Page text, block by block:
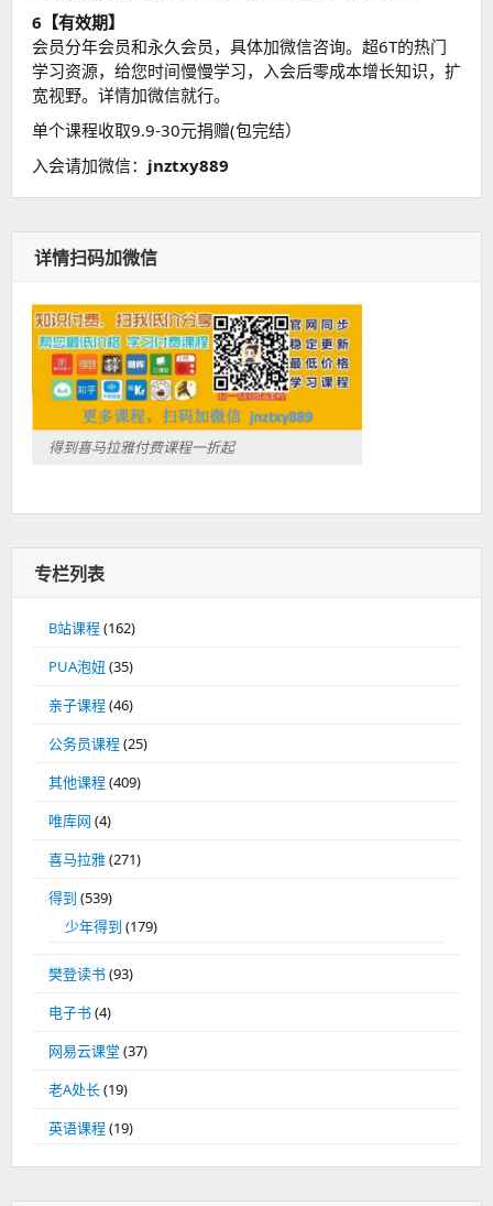
6【有效期】
会员分年会员和永久会员，具体加微信咨询。超6T的热门
学习资源，给您时间慢慢学习，入会后零成本增长知识，扩
宽视野。详情加微信就行。
单个课程收取9.9-30元捐赠(包完结）
入会请加微信： jnztxy889
详情扫码加微信
得到喜马拉雅付费课程一折起
专栏列表
B站课程(162)
PUA泡妞 (35)
亲子课程(46)
公务员课程(25)
其他课程(409)
唯库网 (4)
喜马拉雅(271)
得到 (539)
少年得到 (179)
樊登读书(93)
电子书(4)
网易云课堂 (37)
老A处长(19)
英语课程(19)